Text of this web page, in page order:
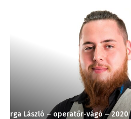
Torma Anikó – irodavezető – 2008